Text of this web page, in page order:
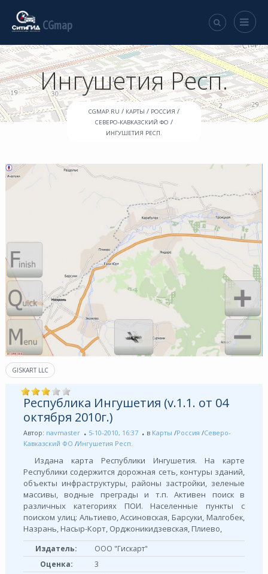
CGmap
Ингушетия Респ.
CGMAP.RU / КАРТЫ / РОССИЯ /
СЕВЕРО-КАВКАЗСКИЙ ФО /
ИНГУШЕТИЯ РЕСП.
GISKART LLC
Республика Ингушетия (v.1.1. от 04
октября 2010г.)
Автор: navmaster 5-10-2010, 16:37 в Карты /Россия /Северо-
Кавказский ФО /Ингушетия Респ.
Издана карта Республики Ингушетия. На карте
Республики содержится дорожная сеть, контуры зданий,
объекты инфраструктуры, районы застройки, зеленые
массивы, водные преграды и т.п. Активен поиск в
различных категориях ПОИ. Населенные пункты с
поиском улиц: Альтиево, Ассиновская, Барсуки, Малгобек,
Назрань, Насыр-Корт, Орджоникидзевская, Плиево,
Издатель:
ООО "Гискарт"
Оценка:
3